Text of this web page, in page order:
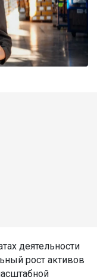
деятельности
рост активов